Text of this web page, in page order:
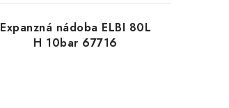
Expanzná nádoba ELBI 80L
H 10bar 67716